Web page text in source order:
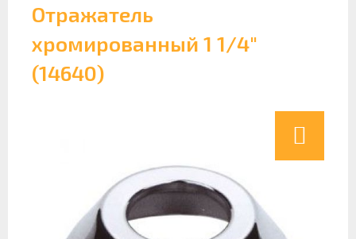
Отражатель
хромированный 1 1/4"
(14640)